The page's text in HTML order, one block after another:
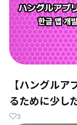
【ハングル
るために少し
3